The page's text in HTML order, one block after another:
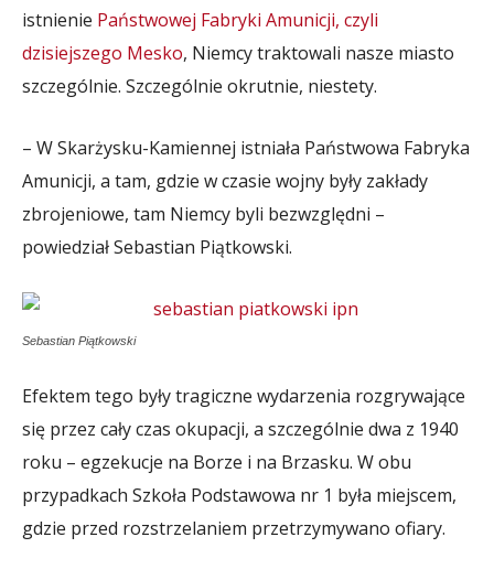
istnienie Państwowej Fabryki Amunicji, czyli
dzisiejszego Mesko, Niemcy traktowali nasze miasto
szczególnie. Szczególnie okrutnie, niestety.
– W Skarżysku-Kamiennej istniała Państwowa Fabryka
Amunicji, a tam, gdzie w czasie wojny były zakłady
zbrojeniowe, tam Niemcy byli bezwzględni –
powiedział Sebastian Piątkowski.
Sebastian Piątkowski
Efektem tego były tragiczne wydarzenia rozgrywające
się przez cały czas okupacji, a szczególnie dwa z 1940
roku – egzekucje na Borze i na Brzasku. W obu
przypadkach Szkoła Podstawowa nr 1 była miejscem,
gdzie przed rozstrzelaniem przetrzymywano ofiary.